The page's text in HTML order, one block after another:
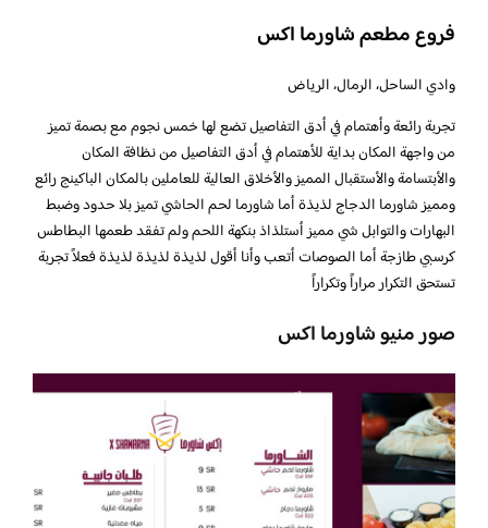
فروع مطعم شاورما اكس
وادي الساحل، الرمال، الرياض
تجربة رائعة وأهتمام في أدق التفاصيل تضع لها خمس نجوم مع بصمة تميز
من واجهة المكان بداية للأهتمام في أدق التفاصيل من نظافة المكان
والأبتسامة والأستقبال المميز والأخلاق العالية للعاملين بالمكان الباكينج رائع
ومميز شاورما الدجاج لذيذة أما شاورما لحم الحاشي تميز بلا حدود وضبط
البهارات والتوابل شي مميز أستلذاذ بنكهة اللحم ولم تفقد طعمها البطاطس
كرسبي طازجة أما الصوصات أتعب وأنا أقول لذيذة لذيذة لذيذة فعلاً تجربة
تستحق التكرار مراراً وتكراراً
صور منيو شاورما اكس